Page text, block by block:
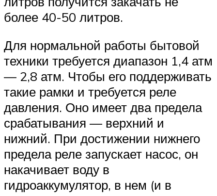
более 40-50 литров.
Для нормальной работы бытовой
техники требуется диапазон 1,4 атм
— 2,8 атм. Чтобы его поддерживать
такие рамки и требуется реле
давления. Оно имеет два предела
срабатывания — верхний и
нижний. При достижении нижнего
предела реле запускает насос, он
накачивает воду в
гидроаккумулятор, в нем (и в